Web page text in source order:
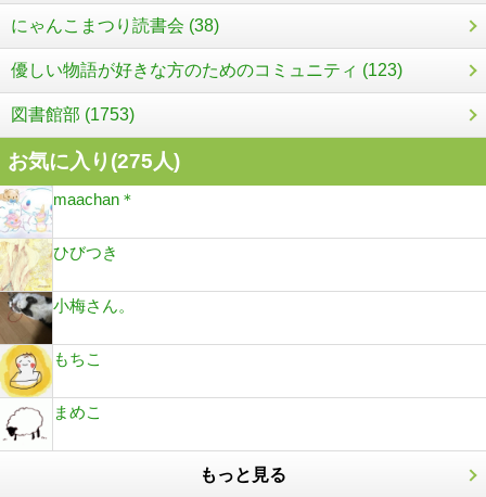
にゃんこまつり読書会 (38)
優しい物語が好きな方のためのコミュニティ (123)
図書館部 (1753)
お気に入り(275人)
maachan＊
ひびつき
小梅さん。
もちこ
まめこ
もっと見る